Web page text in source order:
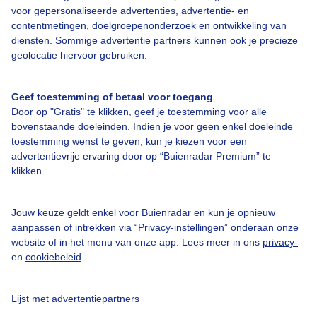
voor gepersonaliseerde advertenties, advertentie- en
contentmetingen, doelgroepenonderzoek en ontwikkeling van
diensten. Sommige advertentie partners kunnen ook je precieze
geolocatie hiervoor gebruiken.
Geef toestemming of betaal voor toegang
Door op "Gratis" te klikken, geef je toestemming voor alle
bovenstaande doeleinden. Indien je voor geen enkel doeleinde
toestemming wenst te geven, kun je kiezen voor een
advertentievrije ervaring door op “Buienradar Premium” te
klikken.
Jouw keuze geldt enkel voor Buienradar en kun je opnieuw
aanpassen of intrekken via “Privacy-instellingen” onderaan onze
website of in het menu van onze app. Lees meer in ons privacy-
en cookiebeleid
Lijst met advertentiepartners
Over Buienradar
Bedrijfsgegevens
Veelgestelde vragen
Contact
Toegankelijkheid
Adverteren
Buienradar Team